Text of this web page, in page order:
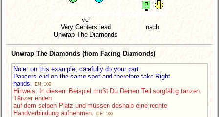
vor
Very Centers lead
Unwrap The Diamonds
nach
Unwrap The Diamonds (from Facing Diamonds)
Note: on this example, carefully do your part.
Dancers end on the same spot and therefore take Right-
hands.
EN: 100
Hinweis: In diesem Beispiel mußt Du Deinen Teil sorgfältig tanzen.
Tänzer enden
auf dem selben Platz und müssen deshalb eine rechte
Handverbindung aufnehmen.
DE: 100